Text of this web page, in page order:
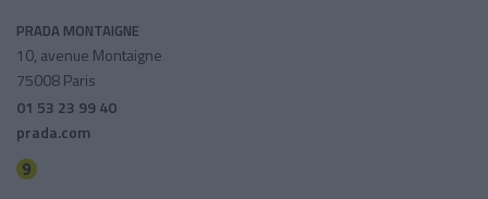
PRADA MONTAIGNE
10, avenue Montaigne
75008 Paris
01 53 23 99 40
prada.com